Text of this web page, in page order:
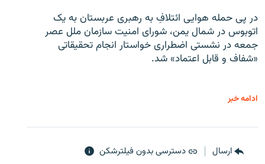
در پی حمله هوایی ائتلافِ به رهبری عربستان به یک
اتوبوس در شمال یمن، شورای امنیت سازمان ملل عصر
جمعه در نشستی اضطراری خواستار انجام تحقیقاتی
«شفاف و قابل اعتماد» شد.
ادامه خبر
ارسال دسترسی بدون فیلترشکن